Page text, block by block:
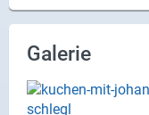
Galerie